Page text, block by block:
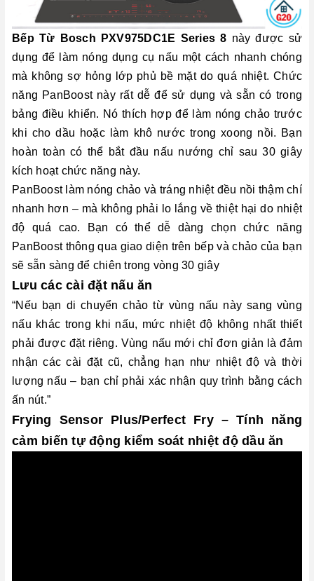
Bếp Từ Bosch PXV975DC1E Series 8 này được sử
dụng để làm nóng dụng cụ nấu một cách nhanh chóng
mà không sợ hỏng lớp phủ bề mặt do quá nhiệt. Chức
năng PanBoost này rất dễ để sử dụng và sẵn có trong
bảng điều khiển. Nó thích hợp để làm nóng chảo trước
khi cho dầu hoặc làm khô nước trong xoong nồi. Bạn
hoàn toàn có thể bắt đầu nấu nướng chỉ sau 30 giây
kích hoạt chức năng này.
PanBoost làm nóng chảo và tráng nhiệt đều nồi thậm chí
nhanh hơn – mà không phải lo lắng về thiệt hại do nhiệt
độ quá cao. Bạn có thể dễ dàng chọn chức năng
PanBoost thông qua giao diện trên bếp và chảo của bạn
sẽ sẵn sàng để chiên trong vòng 30 giây
Lưu các cài đặt nấu ăn
“Nếu bạn di chuyển chảo từ vùng nấu này sang vùng
nấu khác trong khi nấu, mức nhiệt độ không nhất thiết
phải được đặt riêng. Vùng nấu mới chỉ đơn giản là đảm
nhận các cài đặt cũ, chẳng hạn như nhiệt độ và thời
lượng nấu – bạn chỉ phải xác nhận quy trình bằng cách
ấn nút.”
Frying Sensor Plus/Perfect Fry – Tính năng
cảm biến tự động kiểm soát nhiệt độ dầu ăn